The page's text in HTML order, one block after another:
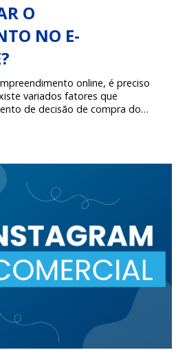
O
NO E-
online, é preciso
variados fatores que
de decisão de compra do